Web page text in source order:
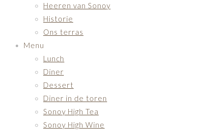
Heeren van Sonoy
Historie
Ons terras
Menu
Lunch
Diner
Dessert
Diner in de toren
Sonoy High Tea
Sonoy High Wine